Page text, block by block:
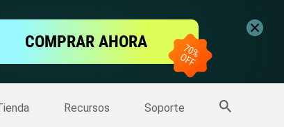
COMPRAR AHORA
Recursos Soporte
Más productos